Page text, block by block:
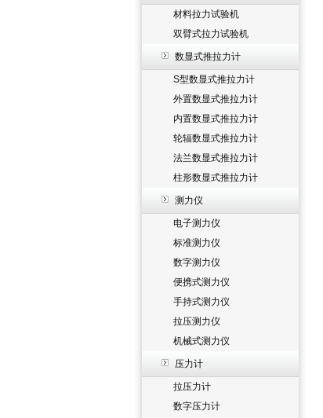
材料拉力试验机
双臂式拉力试验机
数显式推拉力计
S型数显式推拉力计
外置数显式推拉力计
内置数显式推拉力计
轮辐数显式推拉力计
法兰数显式推拉力计
柱形数显式推拉力计
测力仪
电子测力仪
标准测力仪
数字测力仪
便携式测力仪
手持式测力仪
拉压测力仪
机械式测力仪
压力计
拉压力计
数字压力计